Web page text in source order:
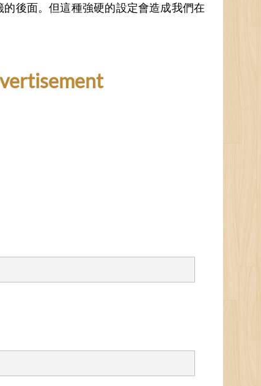
後面。但這種強硬的設定會造成我們在